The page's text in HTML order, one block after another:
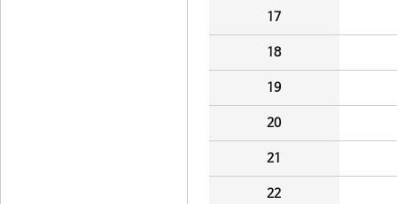
17
18
19
20
21
22